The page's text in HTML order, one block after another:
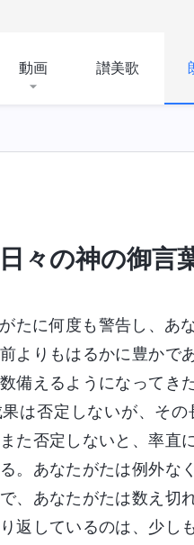
動画 讃美歌
日々の神の御言
たに何度も警告し、あ
よりもはるかに豊かで
備えるようになってき
は否定しないが、そ
た否定しないと、率直
。あなたがたは例外
、あなたがたは数え切
返しているのは、少し